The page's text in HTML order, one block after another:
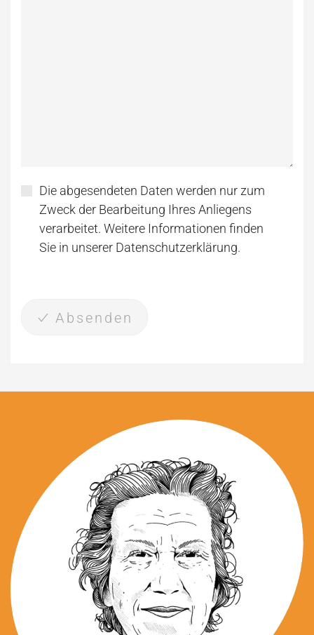
Die abgesendeten Daten werden nur zum
Zweck der Bearbeitung Ihres Anliegens
verarbeitet. Weitere Informationen finden
Sie in unserer Datenschutzerklärung.
Absenden